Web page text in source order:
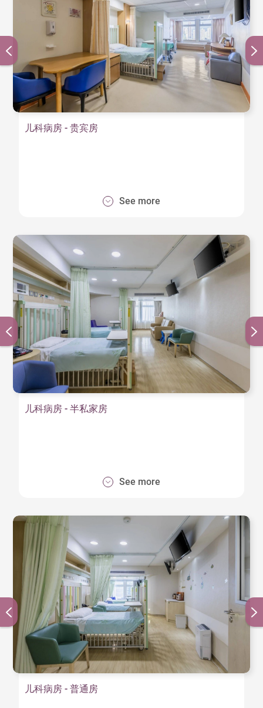
儿科病房 - 贵宾房
See more
儿科病房 - 半私家房
See more
儿科病房 - 普通房